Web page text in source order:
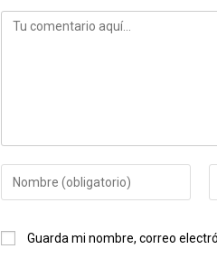
Comentario
Introduce
tu
o
Guarda mi nombre, correo